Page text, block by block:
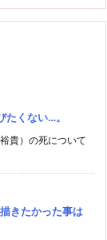
くない…。
貴）の死について
きたかった事は